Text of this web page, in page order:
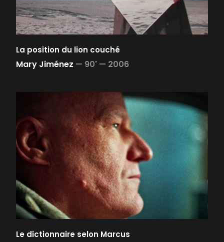
La position du lion couché
Mary Jiménez — 90' — 2006
Le dictionnaire selon Marcus